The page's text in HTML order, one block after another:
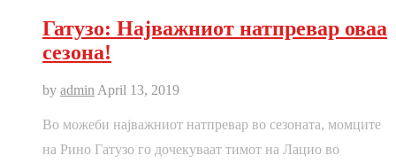
Гатузо: Најважниот натпревар оваа
сезона!
by admin April 13, 2019
Во можеби најважниот натпревар во сезоната, момците
на Рино Гатузо го дочекуваат тимот на Лацио во